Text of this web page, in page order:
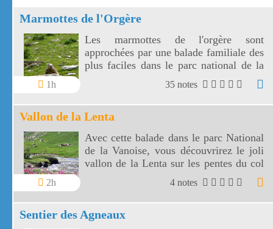
Marmottes de l'Orgère
1h
Les marmottes de l'orgère sont
approchées par une balade familiale des
plus faciles dans le parc national de la
Vanoise. Les marmottes de l'Orgère sont
visibles au fond d'un vallon juste en
dessous des 2000 m d'altitude.
35 notes
Vallon de la Lenta
2h
Avec cette balade dans le parc National
de la Vanoise, vous découvrirez le joli
vallon de la Lenta sur les pentes du col
de l'Iseran. Le vallon de la Lenta fait
face au glacier des Evettes et à la vallée
de l'Arc. Le col de l'Iseran est le plus
haut de France.
4 notes
Sentier des Agneaux